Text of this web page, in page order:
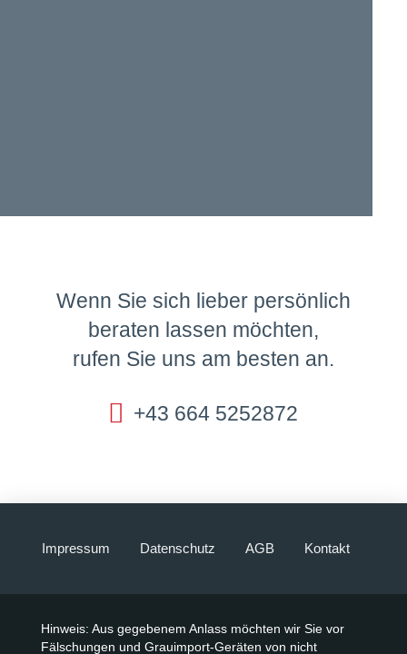
Wenn Sie sich lieber persönlich
beraten lassen möchten,
rufen Sie uns am besten an.
+43 664 5252872
Impressum Datenschutz AGB Kontakt
Hinweis: Aus gegebenem Anlass möchten wir Sie vor
Fälschungen und Grauimport-Geräten von nicht